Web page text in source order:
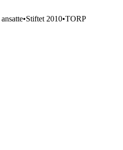
ansatte•Stiftet 2010•TORP